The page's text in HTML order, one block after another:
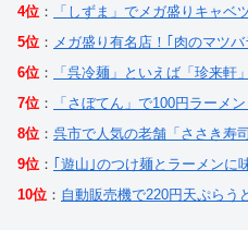
4位 ：
「しずま」でメガ盛りキャベ
5位 ： メガ盛り有名店！｢肉のマツ
6位 ：
「呉冷麺」といえば「珍来軒
7位 ：
「さぼてん」で100円ラーメ
8位 ： 呉市で人気の老舗「ささき寿
9位 ： ｢遊山｣のつけ麺とラーメンに
10位 ： 自動販売機で220円天ぷらう